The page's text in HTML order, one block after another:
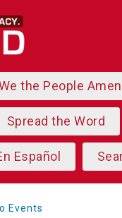
the People
Spread the Word
Español
Events